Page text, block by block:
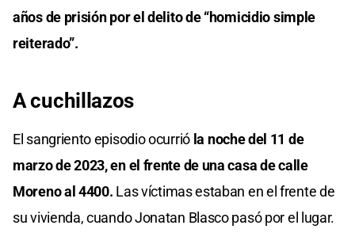
años de prisión por el delito de “homicidio simple
reiterado”.
A cuchillazos
El sangriento episodio ocurrió la noche del 11 de
marzo de 2023, en el frente de una casa de calle
Moreno al 4400. Las víctimas estaban en el frente de
su vivienda, cuando Jonatan Blasco pasó por el lugar.